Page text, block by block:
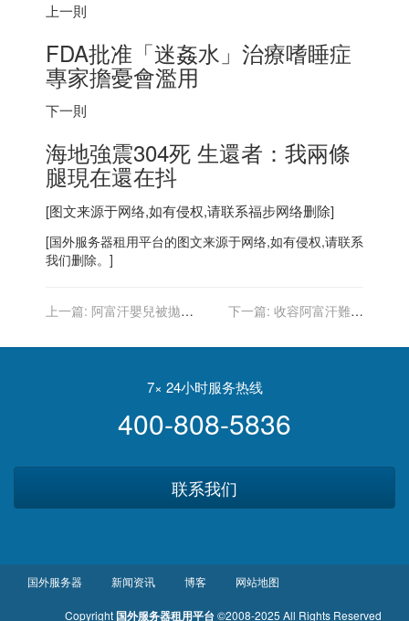
上一則
FDA批准「迷姦水」治療嗜睡症
專家擔憂會濫用
下一則
海地強震304死 生還者：我兩條
腿現在還在抖
[图文来源于网络,如有侵权,请联系福步网络删除]
[国外服务器租用平台的图文来源于网络,如有侵权,请联系
我们删除。]
上一篇: 阿富汗嬰兒被拋過
團聚
下一篇: 收容阿富汗難民
國請託
7× 24小时服务热线
400-808-5836
联系我们
国外服务器 新闻资讯 博客 网站地图
Copyright 国外服务器租用平台©2008-2025 All Rights Reserved